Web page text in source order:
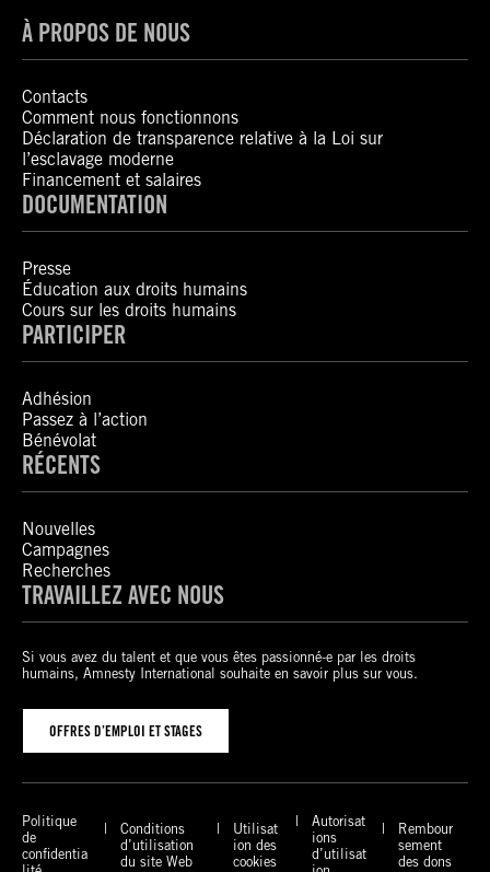
À PROPOS DE NOUS
Contacts
Comment nous fonctionnons
Déclaration de transparence relative à la Loi sur
l’esclavage moderne
Financement et salaires
DOCUMENTATION
Presse
Éducation aux droits humains
Cours sur les droits humains
PARTICIPER
Adhésion
Passez à l’action
Bénévolat
RÉCENTS
Nouvelles
Campagnes
Recherches
TRAVAILLEZ AVEC NOUS
Si vous avez du talent et que vous êtes passionné-e par les droits
humains, Amnesty International souhaite en savoir plus sur vous.
OFFRES D’EMPLOI ET STAGES
Politique
de
confidentia
Conditions
d’utilisation
du site Web
Utilisat
ion des
cookies
Autorisat
ions
d’utilisat
Rembour
sement
des dons